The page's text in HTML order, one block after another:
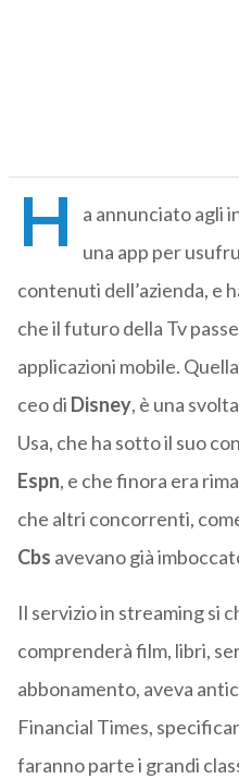
H
a annunciato agli
una app per
contenuti dell’azienda, e
che il futuro della Tv
applicazioni mobile.
ceo di Disney, è una
Usa, che ha sotto il suo
Espn, e che finora era
che altri concorrenti,
Cbs avevano già
Il servizio in streaming si
comprenderà film, libri,
abbonamento, aveva
Financial Times,
faranno parte i grandi